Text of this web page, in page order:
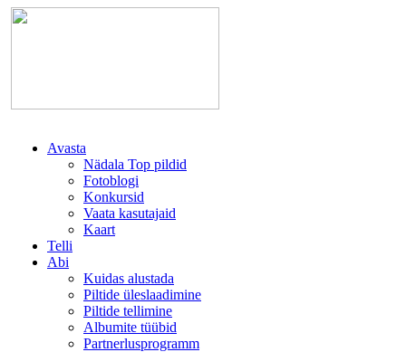
Avasta
Nädala Top pildid
Fotoblogi
Konkursid
Vaata kasutajaid
Kaart
Telli
Abi
Kuidas alustada
Piltide üleslaadimine
Piltide tellimine
Albumite tüübid
Partnerlusprogramm